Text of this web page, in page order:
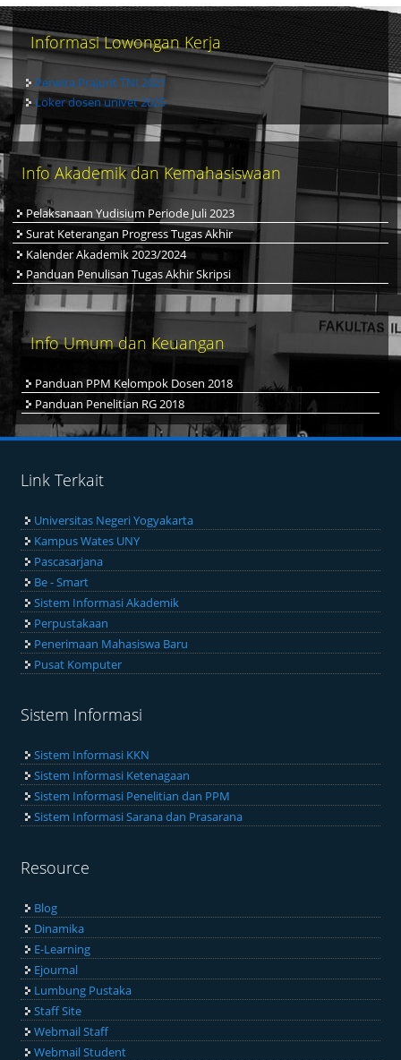
Informasi Lowongan Kerja
Perwira Prajurit TNI 2021
Loker dosen univet 2025
Info Akademik dan Kemahasiswaan
Pelaksanaan Yudisium Periode Juli 2023
Surat Keterangan Progress Tugas Akhir
Kalender Akademik 2023/2024
Panduan Penulisan Tugas Akhir Skripsi
Info Umum dan Keuangan
Panduan PPM Kelompok Dosen 2018
Panduan Penelitian RG 2018
Link Terkait
Universitas Negeri Yogyakarta
Kampus Wates UNY
Pascasarjana
Be - Smart
Sistem Informasi Akademik
Perpustakaan
Penerimaan Mahasiswa Baru
Pusat Komputer
Sistem Informasi
Sistem Informasi KKN
Sistem Informasi Ketenagaan
Sistem Informasi Penelitian dan PPM
Sistem Informasi Sarana dan Prasarana
Resource
Blog
Dinamika
E-Learning
Ejournal
Lumbung Pustaka
Staff Site
Webmail Staff
Webmail Student